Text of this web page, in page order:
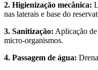
2. Higienização mecânica:
nas laterais e base do
3. Sanitização: Aplicação
micro-organismos.
4. Passagem de água: